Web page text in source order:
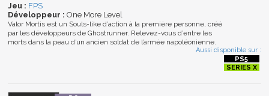
Jeu : FPS
Développeur : One More Level
Valor Mortis est un Souls-like d’action à la première personne, créé
par les développeurs de Ghostrunner. Relevez-vous d’entre les
morts dans la peau d’un ancien soldat de l’armée napoléonienne.
Aussi disponible sur :